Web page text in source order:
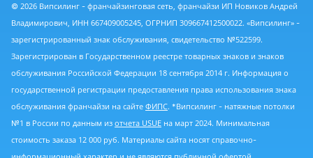
© 2026 Випсилинг - франчайзинговая сеть, франчайзи ИП Новиков Андрей
Владимирович, ИНН 667409005245, ОГРНИП 309667412500022. «Випсилинг» -
зарегистрированный знак обслуживания, свидетельство №522599.
Зарегистрирован в Государственном реестре товарных знаков и знаков
обслуживания Российской Федерации 18 сентября 2014 г. Информация о
государственной регистрации предоставления права использования знака
обслуживания франчайзи на сайте ФИПС. *Випсилинг - натяжные потолки
№1 в России по данным из отчета USUE на март 2024. Минимальная
стоимость заказа 12 000 руб. Материалы сайта носят справочно-